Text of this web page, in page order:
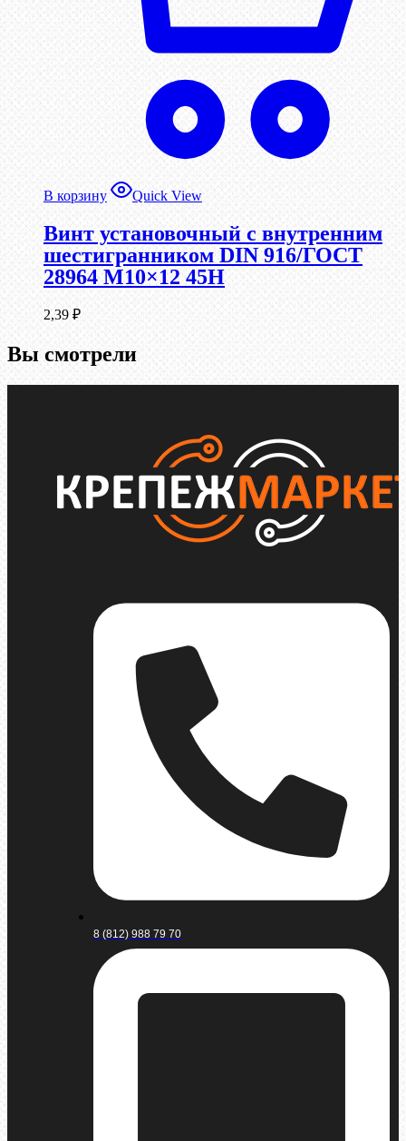
В корзину Quick View
Винт установочный с внутренним
шестигранником DIN 916/ГОСТ
28964 М10×12 45Н
2,39 ₽
Вы смотрели
8 (812) 988 79 70